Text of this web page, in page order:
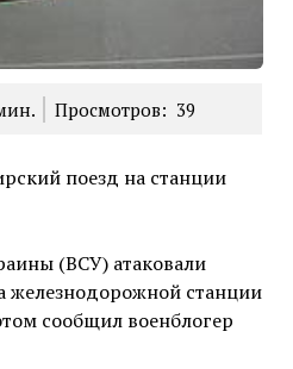
Просмотров: 39
поезд на станции
(ВСУ) атаковали
железнодорожной станции
сообщил военблогер